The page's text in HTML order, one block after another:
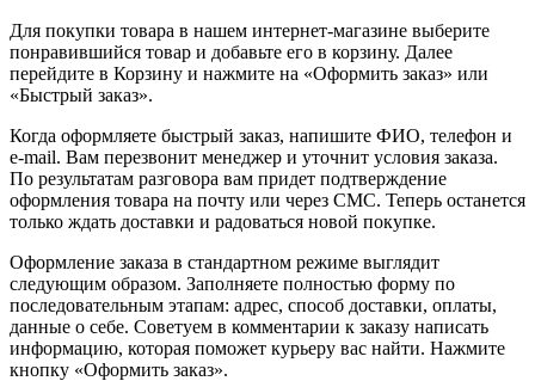
Для покупки товара в нашем интернет-магазине выберите
понравившийся товар и добавьте его в корзину. Далее
перейдите в Корзину и нажмите на «Оформить заказ» или
«Быстрый заказ».
Когда оформляете быстрый заказ, напишите ФИО, телефон и
e-mail. Вам перезвонит менеджер и уточнит условия заказа.
По результатам разговора вам придет подтверждение
оформления товара на почту или через СМС. Теперь останется
только ждать доставки и радоваться новой покупке.
Оформление заказа в стандартном режиме выглядит
следующим образом. Заполняете полностью форму по
последовательным этапам: адрес, способ доставки, оплаты,
данные о себе. Советуем в комментарии к заказу написать
информацию, которая поможет курьеру вас найти. Нажмите
кнопку «Оформить заказ».